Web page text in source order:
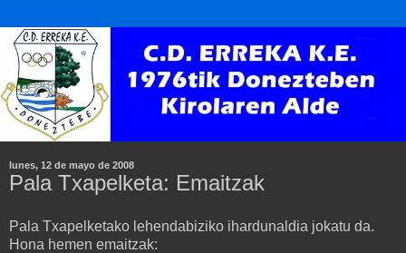
lunes, 12 de mayo de 2008
Pala Txapelketa: Emaitzak
Pala Txapelketako lehendabiziko ihardunaldia jokatu da.
Hona hemen emaitzak: